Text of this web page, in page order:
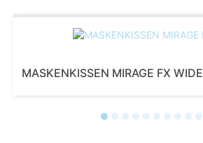
MASKENKISSEN MIRAGE FX WIDE